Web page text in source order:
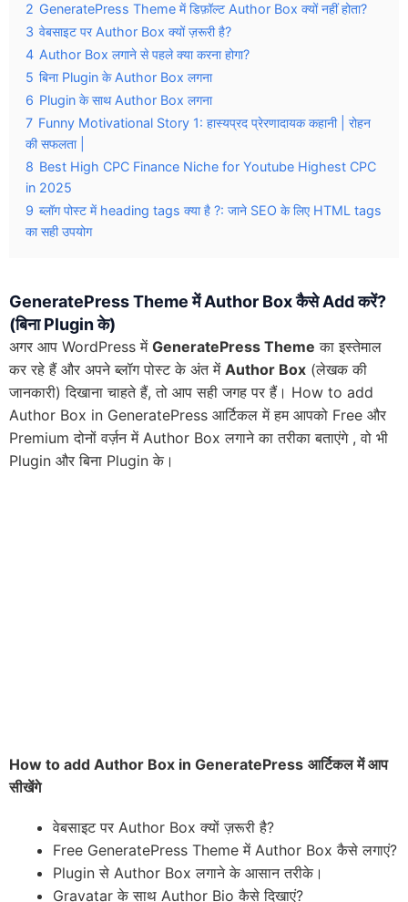
2 GeneratePress Theme में डिफ़ॉल्ट Author Box क्यों नहीं होता?
3 वेबसाइट पर Author Box क्यों ज़रूरी है?
4 Author Box लगाने से पहले क्या करना होगा?
5 बिना Plugin के Author Box लगना
6 Plugin के साथ Author Box लगना
7 Funny Motivational Story 1: हास्यप्रद प्रेरणादायक कहानी | रोहन
की सफलता |
8 Best High CPC Finance Niche for Youtube Highest CPC
in 2025
9 ब्लॉग पोस्ट में heading tags क्या है ?: जाने SEO के लिए HTML tags
का सही उपयोग
GeneratePress Theme में Author Box कैसे Add करें?
(बिना Plugin के)
अगर आप WordPress में GeneratePress Theme का इस्तेमाल
कर रहे हैं और अपने ब्लॉग पोस्ट के अंत में Author Box (लेखक की
जानकारी) दिखाना चाहते हैं, तो आप सही जगह पर हैं। How to add
Author Box in GeneratePress आर्टिकल में हम आपको Free और
Premium दोनों वर्ज़न में Author Box लगाने का तरीका बताएंगे , वो भी
Plugin और बिना Plugin के।
How to add Author Box in GeneratePress आर्टिकल में आप
सीखेंगे
वेबसाइट पर Author Box क्यों ज़रूरी है?
Free GeneratePress Theme में Author Box कैसे लगाएं?
Plugin से Author Box लगाने के आसान तरीके।
Gravatar के साथ Author Bio कैसे दिखाएं?